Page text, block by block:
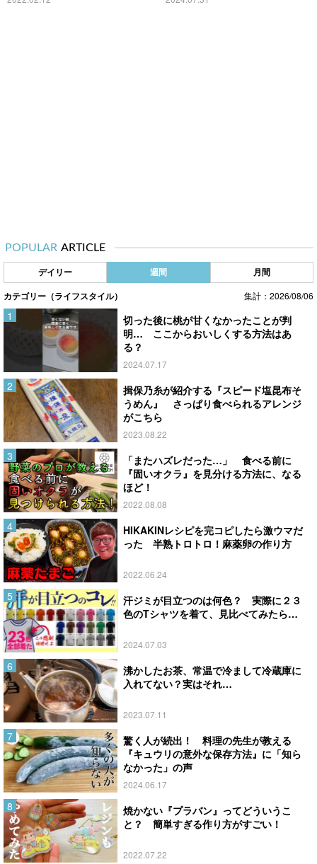
POPULAR ARTICLE
デイリー 週間 月間
カテゴリー（ライフスタイル） 集計：2026/08/06
切った後に桃が甘くなかったことが判
明… ここからおいしくする方法はあ
る？
2024.07.17
揖保乃糸が紹介する『スピード塩昆布そ
うめん』 さっぱり食べられるアレンジ
がこちら
2023.08.22
「またハズレだった…」 食べる前に
『固いオクラ』を見分ける方法に、なる
ほど！
2022.08.08
HIKAKINレシピを完コピしたら激ウマだ
った 半熟トロトロ！麻薬卵の作り方
2022.06.24
汗ジミが目立つのは何色？ 実際に２３
色のTシャツを着て、見比べてみたら…
2024.07.03
沸かしたお茶、常温で冷まして冷蔵庫に
入れてない？実はそれ…
2023.07.11
驚く人が続出！ 料理の先生が教える
『キュウリの意外な保存方法』に「知ら
なかった」の声
2024.06.17
焼かない『プラバン』ってどういうこ
と？ 簡単すぎる作り方がすごい！
2022.07.22